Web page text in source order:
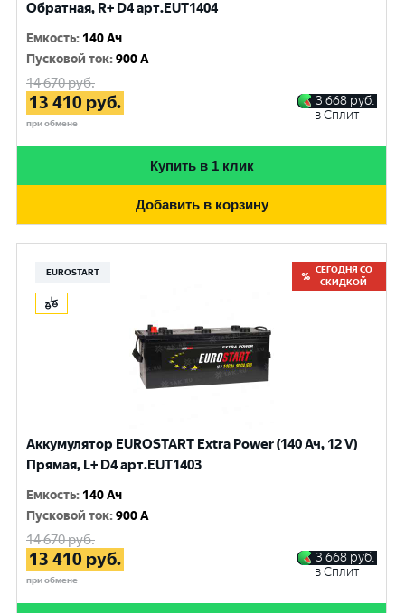
Обратная, R+ D4 арт.EUT1404
Емкость: 140 Ач
Пусковой ток:900 A
14 670руб.
13 410 руб.
при обмене
3 668 руб.
в Сплит
Купить в 1 клик
Добавить в корзину
EUROSTART
СЕГОДНЯ СО
СКИДКОЙ
Аккумулятор EUROSTART Extra Power (140 Ач, 12 V)
Прямая, L+ D4 арт.EUT1403
Емкость: 140 Ач
Пусковой ток:900 A
14 670руб.
13 410 руб.
при обмене
3 668 руб.
в Сплит